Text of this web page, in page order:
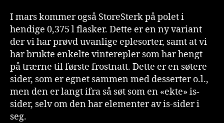
I mars kommer også StoreSterk på polet i
hendige 0,375 l flasker. Dette er en ny variant
der vi har prøvd uvanlige eplesorter, samt at vi
har brukte enkelte vinterepler som har hengt
på trærne til første frostnatt. Dette er en søtere
sider, som er egnet sammen med desserter o.l.,
men den er langt ifra så søt som en «ekte» is-
sider, selv om den har elementer av is-sider i
seg.